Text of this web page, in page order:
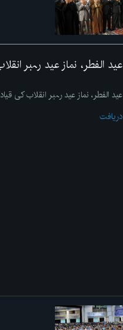
عید الفطر، نماز عید رہبر
عید الفطر، نماز عید رہبر انقلاب کی
دریافت